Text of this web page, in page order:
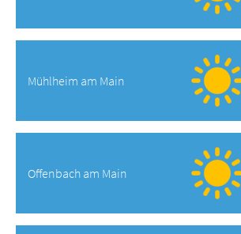
Mühlheim am Main
Offenbach am Main